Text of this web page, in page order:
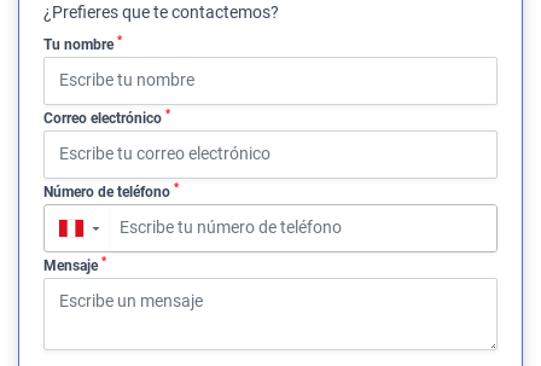
¿Prefieres que te contactemos?
Tu nombre *
Correo electrónico *
Número de teléfono *
▼
Mensaje *